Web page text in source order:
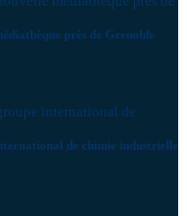
près de Grenoble
de chimie industrielle